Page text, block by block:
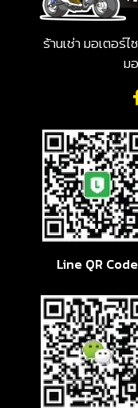
ร้านเช่า มอเตอร์
ม
Line QR Code